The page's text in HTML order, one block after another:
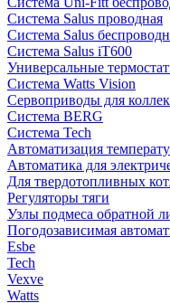
Система Salus проводная
Система Salus
Система Salus iT600
Универсальные
Система Watts Vision
Сервоприводы для
Система BERG
Система Tech
Автоматизация
Автоматика для
Для твердотопливных
Регуляторы тяги
Узлы подмеса обратной
Погодозависимая
Esbe
Tech
Vexve
Watts